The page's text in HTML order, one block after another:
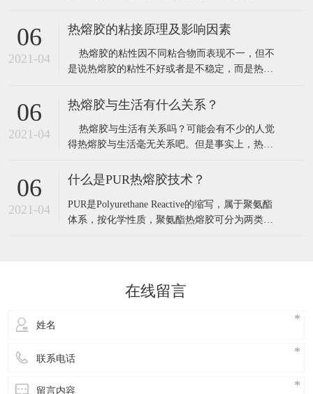
至几年。根据全球卫生理事协会最新公布的调查
数据显示，全球范围内，浴室密封胶是最脏的地
方。70%家庭的浴室密封胶在细菌检测中被发现
为重度污染。 &nb
06
2021-04
热熔胶的粘接原理及影响因素
热熔胶的粘性因不同粘合物而表现不一，但不
是说热熔胶的粘性不好或者是不稳定，而是热熔
相同。而在大多数潜在使用者心中，也许都有一
个疑问：到底热熔胶的粘性能够保持多久呢？
在热熔胶的粘接时间的问题上，根据不
06
2021-04
热熔胶与生活有什么关系？
热熔胶与生活有关系吗？可能会有不少的人觉
得热熔胶与生活毫无关系吧。但是事实上，热熔
不过我们可能不会看见而已。小编就来简单讲讲
你随时可以看见热熔胶包装的产品。对
06
2021-04
什么是PUR热熔胶技术？
PUR是Polyurethane Reactive的缩写，属于聚氨酯
体系，按化学性质，聚氨酯热熔胶可分为两类，
粘接。热塑性聚氨酯热熔胶又称为热熔型聚氨酯
热熔胶（TPU）。而在线留言